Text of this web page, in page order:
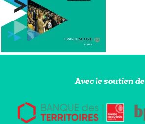
Avec le soutien de